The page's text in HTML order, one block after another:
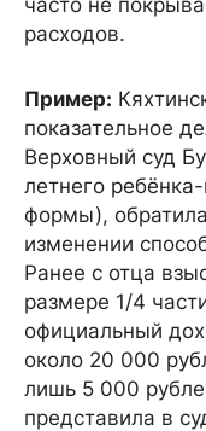
расходов.
Пример:
показательное
Верховный суд
летнего
формы),
изменении
Ранее с отца
размере 1/4
официальный
около 20 000
лишь 5 000
представила в